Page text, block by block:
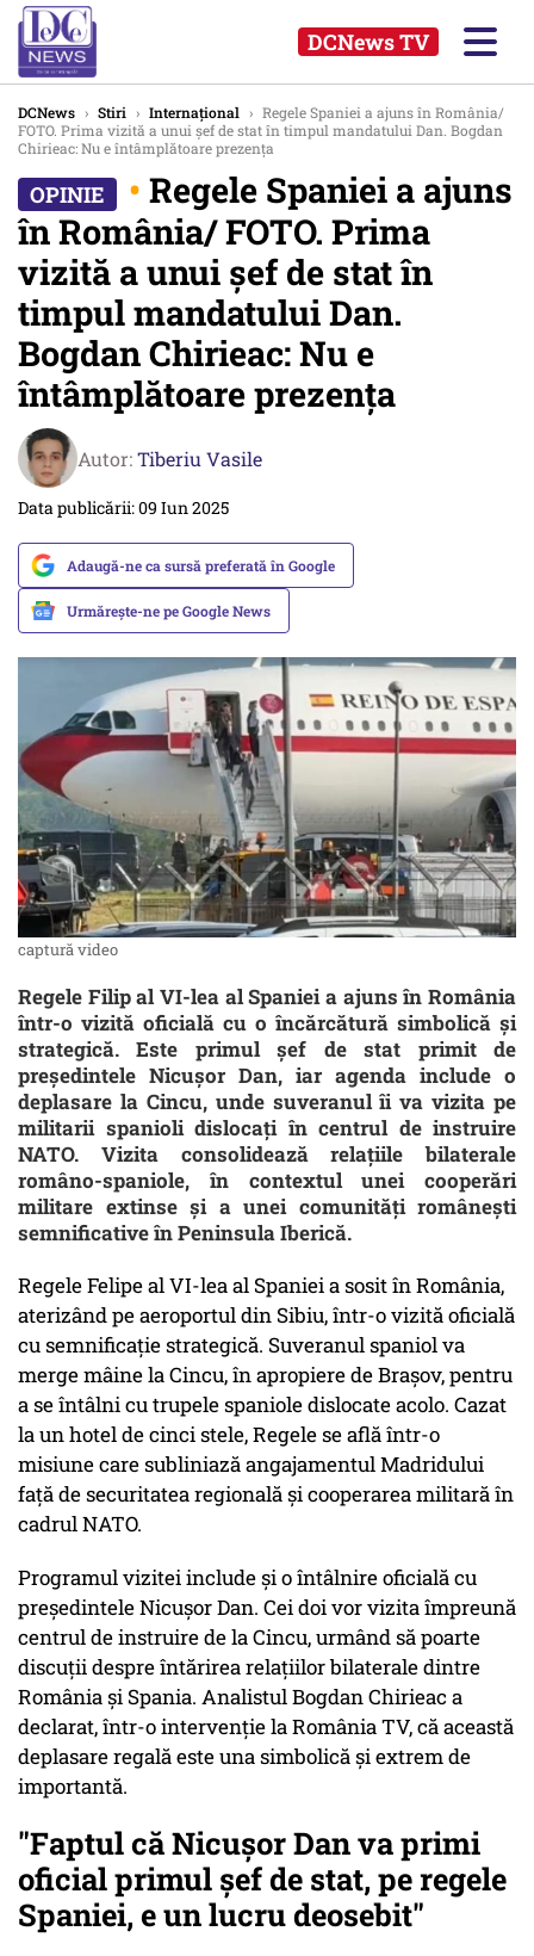
DCNews TV
DCNews › Stiri › Internațional › Regele Spaniei a ajuns în România/
FOTO. Prima vizită a unui șef de stat în timpul mandatului Dan. Bogdan
Chirieac: Nu e întâmplătoare prezența
• Regele Spaniei a ajuns
în România/ FOTO. Prima
vizită a unui șef de stat în
timpul mandatului Dan.
Bogdan Chirieac: Nu e
întâmplătoare prezența
Autor:Tiberiu Vasile
Data publicării: 09 Iun 2025
Adaugă-ne ca sursă preferată în Google
Urmărește-ne pe Google News
captură video
Regele Filip al VI-lea al Spaniei a ajuns în România
într-o vizită oficială cu o încărcătură simbolică și
strategică. Este primul șef de stat primit de
președintele Nicușor Dan, iar agenda include o
deplasare la Cincu, unde suveranul îi va vizita pe
militarii spanioli dislocați în centrul de instruire
NATO. Vizita consolidează relațiile bilaterale
româno-spaniole, în contextul unei cooperări
militare extinse și a unei comunități românești
semnificative în Peninsula Iberică.
Regele Felipe al VI-lea al Spaniei a sosit în România,
aterizând pe aeroportul din Sibiu, într-o vizită oficială
cu semnificație strategică. Suveranul spaniol va
merge mâine la Cincu, în apropiere de Brașov, pentru
a se întâlni cu trupele spaniole dislocate acolo. Cazat
la un hotel de cinci stele, Regele se află într-o
misiune care subliniază angajamentul Madridului
față de securitatea regională și cooperarea militară în
cadrul NATO.
Programul vizitei include și o întâlnire oficială cu
președintele Nicușor Dan. Cei doi vor vizita împreună
centrul de instruire de la Cincu, urmând să poarte
discuții despre întărirea relațiilor bilaterale dintre
România și Spania. Analistul Bogdan Chirieac a
declarat, într-o intervenție la România TV, că această
deplasare regală este una simbolică și extrem de
importantă.
"Faptul că Nicușor Dan va primi
oficial primul șef de stat, pe regele
Spaniei, e un lucru deosebit"